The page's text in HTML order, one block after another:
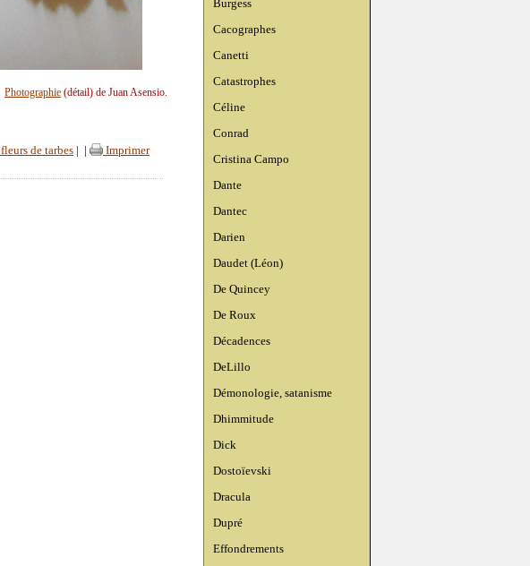
Burgess
Cacographes
Canetti
Catastrophes
Céline
Conrad
Cristina Campo
Dante
Dantec
Darien
Daudet (Léon)
De Quincey
De Roux
Décadences
DeLillo
Démonologie, satanisme
Dhimmitude
Dick
Dostoïevski
Dracula
Dupré
Effondrements
Photographie(détail) de Juan Asensio.
de tarbes Imprimer